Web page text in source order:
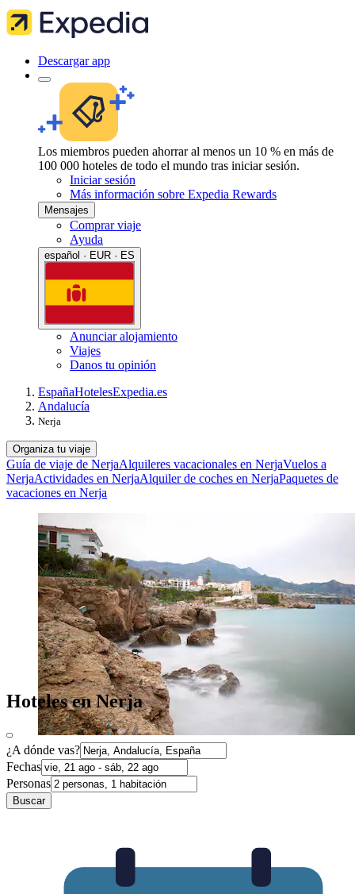
Descargar app
Los miembros pueden ahorrar al menos un 10 % en más de
100 000 hoteles de todo el mundo tras iniciar sesión.
Iniciar sesión
Más información sobre Expedia Rewards
Mensajes
Comprar viaje
Ayuda
español · EUR · ES
Anunciar alojamiento
Viajes
Danos tu opinión
EspañaHotelesExpedia.es
Andalucía
Nerja
Organiza tu viaje
Guía de viaje de NerjaAlquileres vacacionales en NerjaVuelos a
NerjaActividades en NerjaAlquiler de coches en NerjaPaquetes de
vacaciones en Nerja
Hoteles en Nerja
¿A dónde vas?
Fechas
Personas
Buscar